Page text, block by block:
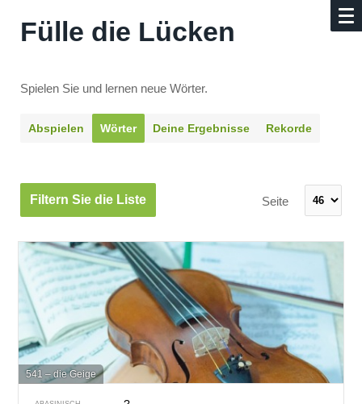
Fülle die Lücken
Spielen Sie und lernen neue Wörter.
Abspielen Wörter Deine Ergebnisse Rekorde
Filtern Sie die Liste Seite
541 – die Geige